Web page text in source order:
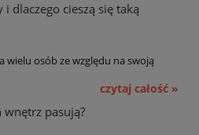
dlaczego cieszą się taką
wielu osób ze względu na swoją
czytaj całość »
pasują?